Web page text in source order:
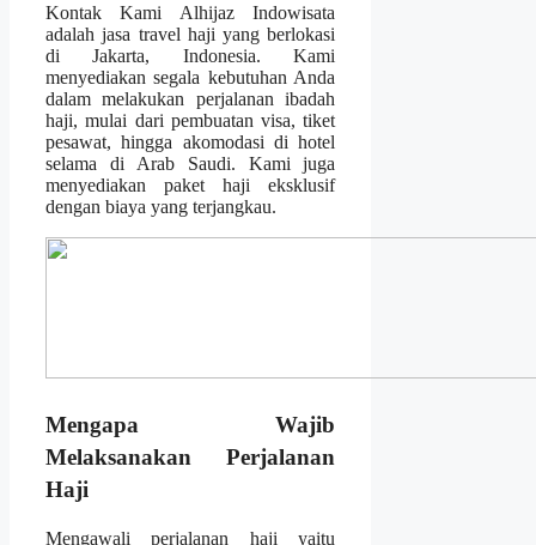
Kontak Kami Alhijaz Indowisata
adalah jasa travel haji yang berlokasi
di Jakarta, Indonesia. Kami
menyediakan segala kebutuhan Anda
dalam melakukan perjalanan ibadah
haji, mulai dari pembuatan visa, tiket
pesawat, hingga akomodasi di hotel
selama di Arab Saudi. Kami juga
menyediakan paket haji eksklusif
dengan biaya yang terjangkau.
Mengapa Wajib
Melaksanakan Perjalanan
Haji
Mengawali perjalanan haji yaitu